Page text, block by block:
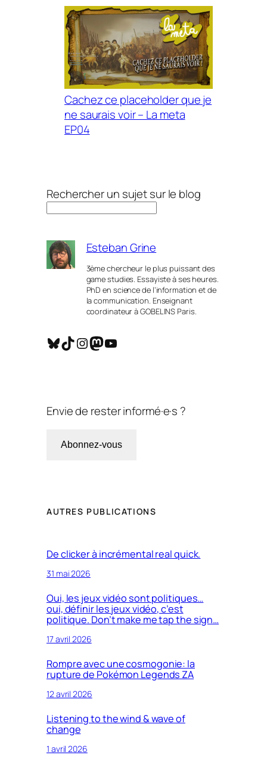
Cachez ce placeholder que je
ne saurais voir – La meta
EP04
Rechercher un sujet sur le blog
Esteban Grine
3ème chercheur le plus puissant des
game studies. Essayiste à ses heures.
PhD en science de l’information et de
la communication. Enseignant
coordinateur à GOBELINS Paris.
Bluesky TikTok InstagramMastodon YouTube
Envie de rester informé·e·s ?
Abonnez-vous
AUTRES PUBLICATIONS
De clicker à incrémental real quick.
31 mai 2026
Oui, les jeux vidéo sont politiques…
oui, définir les jeux vidéo, c’est
politique. Don’t make me tap the sign…
17 avril 2026
Rompre avec une cosmogonie: la
rupture de Pokémon Legends ZA
12 avril 2026
Listening to the wind & wave of
change
1 avril 2026